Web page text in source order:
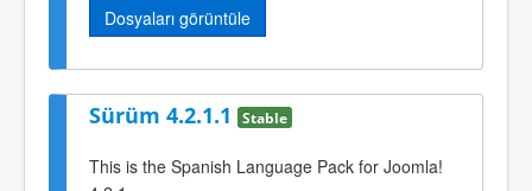
Dosyaları görüntüle
Sürüm 4.2.1.1 Stable
This is the Spanish Language Pack for Joomla!